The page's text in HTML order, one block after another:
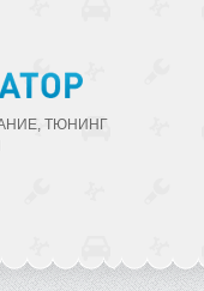
ТЮНИНГ